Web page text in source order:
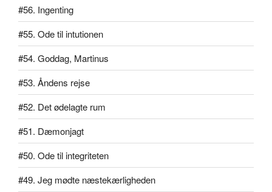
#56. Ingenting
#55. Ode til intutionen
#54. Goddag, Martinus
#53. Åndens rejse
#52. Det ødelagte rum
#51. Dæmonjagt
#50. Ode til integriteten
#49. Jeg mødte næstekærligheden